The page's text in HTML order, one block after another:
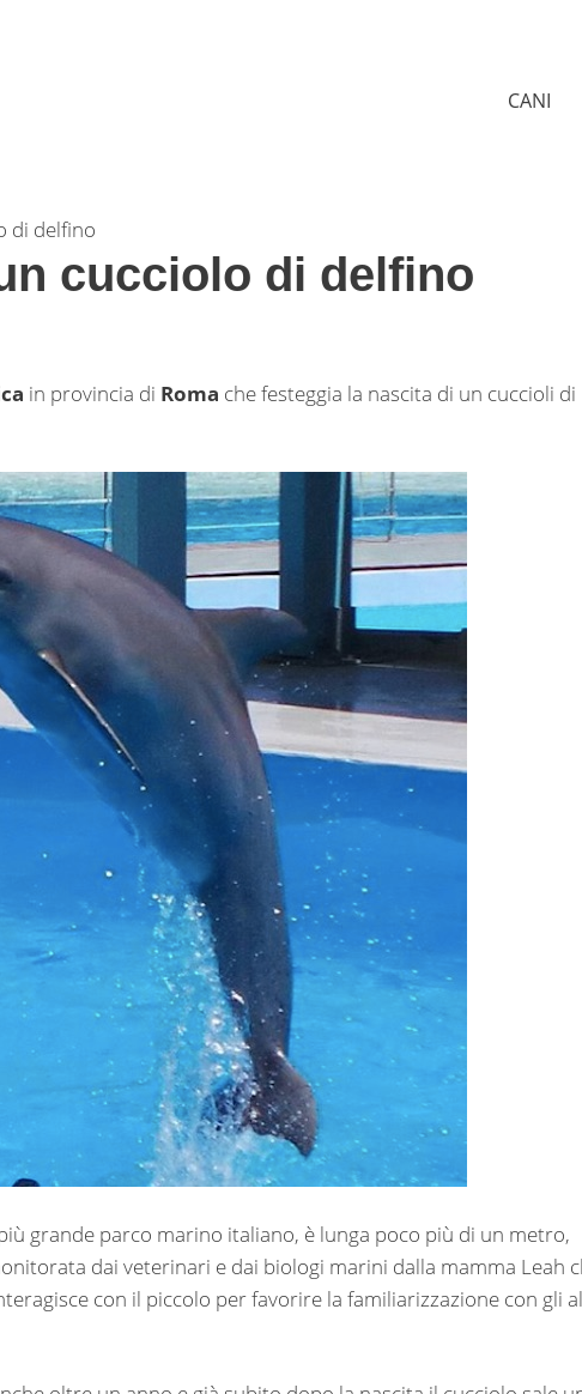
CANI
di delfino
cucciolo di delfino
in provincia di Roma che festeggia la nascita di un cuccioli di
grande parco marino italiano, è lunga poco più di un metro,
dai veterinari e dai biologi marini dalla mamma Leah
con il piccolo per favorire la familiarizzazione con gli